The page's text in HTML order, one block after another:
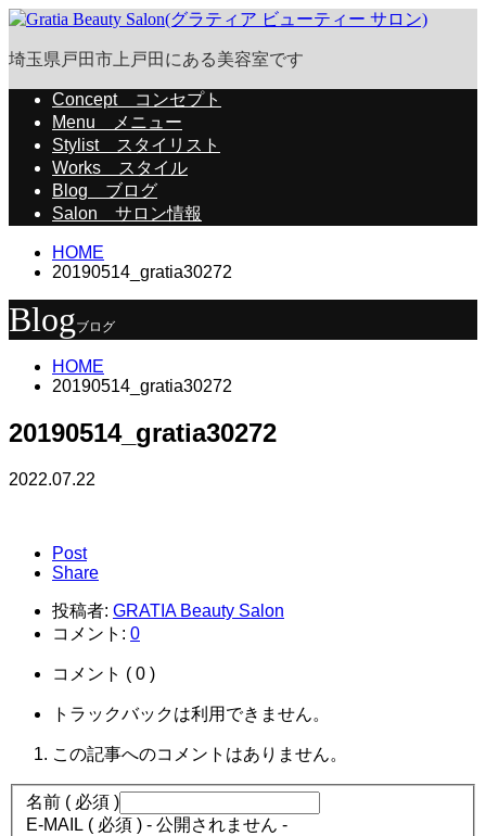
埼玉県戸田市上戸田にある美容室です
Concept
コンセプト
Menu
メニュー
Stylist
スタイリスト
Works
スタイル
Blog ブログ
Salon サロン情報
HOME
20190514_gratia30272
Blogブログ
HOME
20190514_gratia30272
20190514_gratia30272
2022.07.22
Post
Share
投稿者: GRATIA Beauty Salon
コメント: 0
コメント ( 0 )
トラックバックは利用できません。
この記事へのコメントはありません。
名前 ( 必須 )
E-MAIL ( 必須 ) - 公開されません -